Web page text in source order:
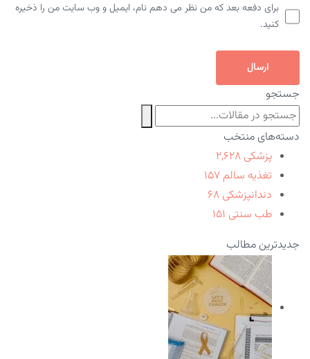
برای دفعه بعد که من نظر می دهم نام، ایمیل و وب سایت من را ذخیره
کنید.
ارسال
جستجو
دسته‌های منتخب
پزشکی ۲,۶۲۸
تغذیه سالم ۱۵۷
دندانپزشکی ۶۸
طب سنتی ۱۵۱
جدیدترین مطالب